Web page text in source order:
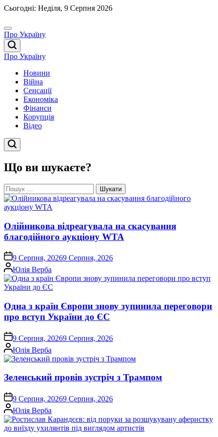
Перейти
вмісту
Сьогодні: Неділя, 9 Серпня 2026
Про Україну
Про Україну
Новини
Війна
Сенсації
Економіка
Фінанси
Корупція
Відео
Що ви шукаєте?
Пошук:
Олійникова відреагувала на скасування
благодійного аукціону WTA
on9 Серпня, 20269 Серпня, 2026
Опубліковано
Юлія Верба
Одна з країн Європи знову зупинила переговори
про вступ України до ЄС
on9 Серпня, 20269 Серпня, 2026
Опубліковано
Юлія Верба
Зеленський провів зустріч з Трампом
on9 Серпня, 20269 Серпня, 2026
Опубліковано
Юлія Верба